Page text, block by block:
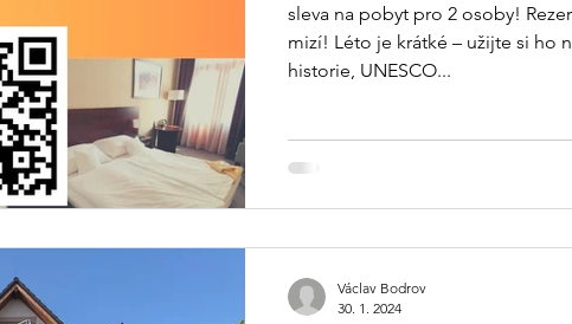
sleva na pobyt pro 2 osoby!
mizí! Léto je krátké – užijte si ho
historie, UNESCO...
Václav Bodrov
30. 1. 2024